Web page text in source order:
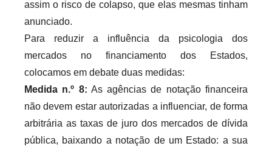
assim o risco de colapso, que elas mesmas tinham
anunciado.
Para reduzir a influência da psicologia dos
mercados no financiamento dos Estados,
colocamos em debate duas medidas:
Medida n.º 8: As agências de notação financeira
não devem estar autorizadas a influenciar, de forma
arbitrária as taxas de juro dos mercados de dívida
pública, baixando a notação de um Estado: a sua